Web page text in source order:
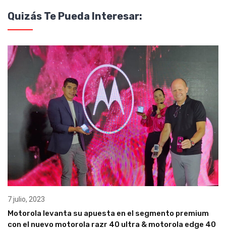
Quizás Te Pueda Interesar:
7 julio, 2023
Motorola levanta su apuesta en el segmento premium
con el nuevo motorola razr 40 ultra & motorola edge 40